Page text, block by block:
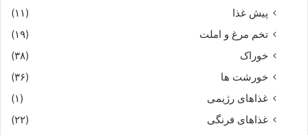
ز جادو جهان را بر آمد قفیز
بنالید سودابه و داد خواست
ز شاه جهاندار فریاد خواست‏
همى گفت همداستانم ز شاه
پیش غذا
(۱۱)
تخم مرغ و املت
(۱۹)
خوراک
(۳۸)
خورشت ها
(۳۶)
غذاهای رژیمی
(۱)
غذاهای فرنگی
(۲۲)